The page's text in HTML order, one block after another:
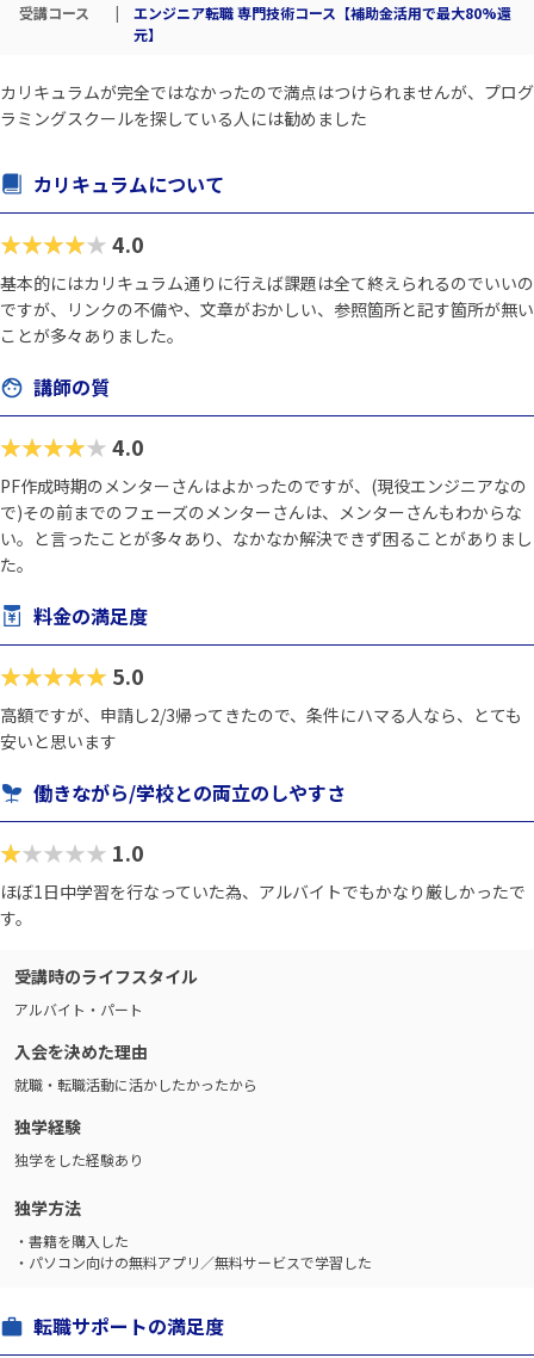
受講コース |
エンジニア転職 専門技術コース【補助金活用で最大80%還
元】
カリキュラムが完全ではなかったので満点はつけられませんが、プログ
ラミングスクールを探している人には勧めました
カリキュラムについて
★★★★★4.0
基本的にはカリキュラム通りに行えば課題は全て終えられるのでいいの
ですが、リンクの不備や、文章がおかしい、参照箇所と記す箇所が無い
ことが多々ありました。
講師の質
★★★★★4.0
PF作成時期のメンターさんはよかったのですが、(現役エンジニアなの
で)その前までのフェーズのメンターさんは、メンターさんもわからな
い。と言ったことが多々あり、なかなか解決できず困ることがありまし
た。
料金の満足度
★★★★★ 5.0
高額ですが、申請し2/3帰ってきたので、条件にハマる人なら、とても
安いと思います
働きながら/学校との両立のしやすさ
★★★★★ 1.0
ほぼ1日中学習を行なっていた為、アルバイトでもかなり厳しかったで
す。
受講時のライフスタイル
アルバイト・パート
入会を決めた理由
就職・転職活動に活かしたかったから
独学経験
独学をした経験あり
独学方法
・書籍を購入した
・パソコン向けの無料アプリ／無料サービスで学習した
転職サポートの満足度